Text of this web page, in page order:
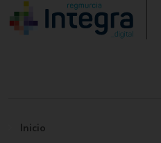
Inicio